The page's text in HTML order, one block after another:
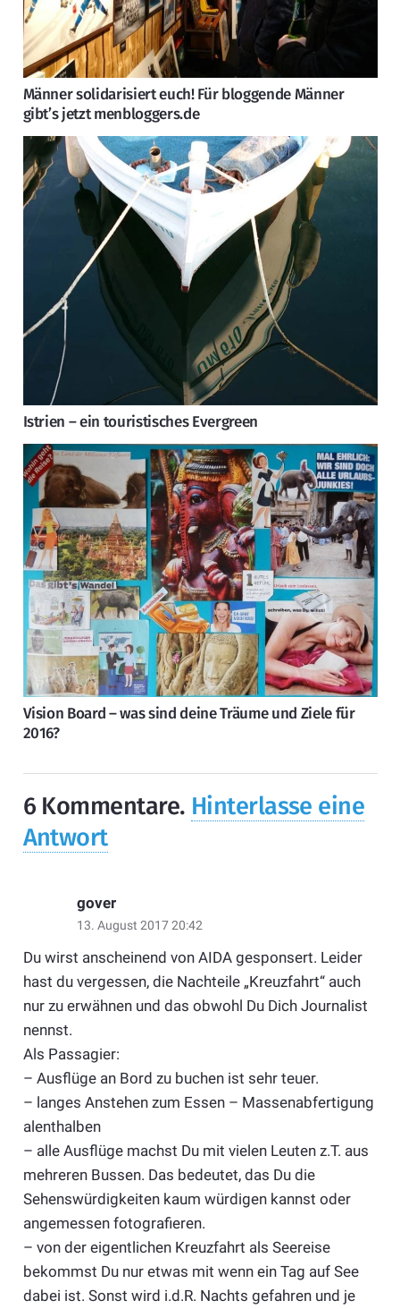
Männer solidarisiert euch! Für bloggende Männer
gibt’s jetzt menbloggers.de
Istrien – ein touristisches Evergreen
Vision Board – was sind deine Träume und Ziele für
2016?
6 Kommentare. Hinterlasse eine
Antwort
gover
13. August 2017 20:42
Du wirst anscheinend von AIDA gesponsert. Leider
hast du vergessen, die Nachteile „Kreuzfahrt“ auch
nur zu erwähnen und das obwohl Du Dich Journalist
nennst.
Als Passagier:
– Ausflüge an Bord zu buchen ist sehr teuer.
– langes Anstehen zum Essen – Massenabfertigung
alenthalben
– alle Ausflüge machst Du mit vielen Leuten z.T. aus
mehreren Bussen. Das bedeutet, das Du die
Sehenswürdigkeiten kaum würdigen kannst oder
angemessen fotografieren.
– von der eigentlichen Kreuzfahrt als Seereise
bekommst Du nur etwas mit wenn ein Tag auf See
dabei ist. Sonst wird i.d.R. Nachts gefahren und je